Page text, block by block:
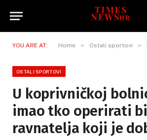
YOU ARE AT: Home » Ostali sportovi »
OSTALI SPORTOVI
U koprivničkoj
imao tko operirati
ravnatelja koji je